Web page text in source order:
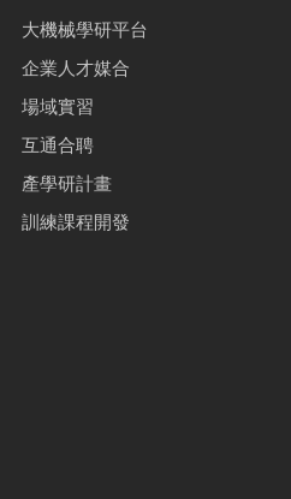
大機械學研平台
企業人才媒合
場域實習
互通合聘
產學研計畫
訓練課程開發